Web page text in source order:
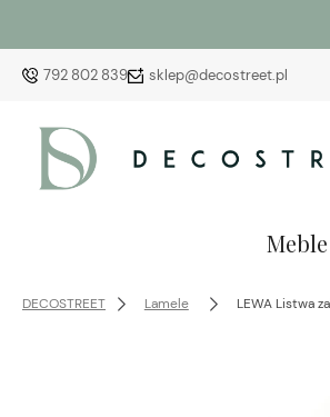
792 802 839 sklep@decostreet.pl
Meble
DECOSTREET Lamele LEWA Listwa